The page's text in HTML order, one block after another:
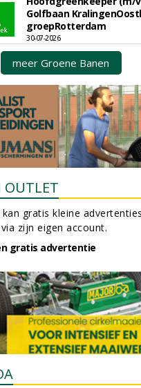
Golfbaan
groepRotterdam
30-07-2026
meer Groene Banen
OUTLET
gratis kleine advertenties
zijn eigen account.
gratis advertentie